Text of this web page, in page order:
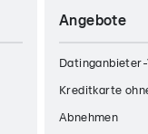
Angebote
Kreditkarte
Abnehmen